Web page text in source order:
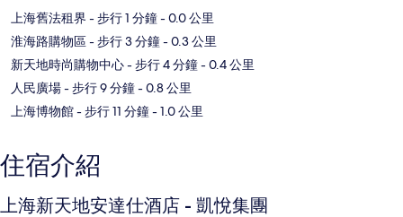
上海舊法租界 - 步行 1 分鐘- 0.0 公里
淮海路購物區- 步行 3 分鐘- 0.3 公里
新天地時尚購物中心- 步行 4 分鐘- 0.4 公里
人民廣場- 步行 9 分鐘- 0.8 公里
上海博物館- 步行 11 分鐘- 1.0 公里
住宿介紹
上海新天地安達仕酒店 - 凱悅集團